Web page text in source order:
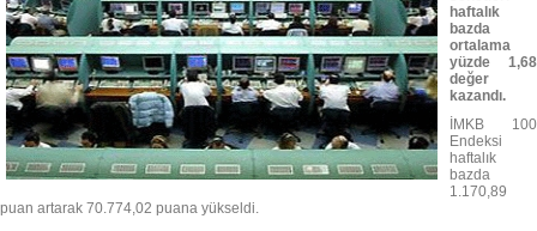
haftalık
bazda
ortalama
yüzde 1,68
değer
kazandı.
İMKB 100
Endeksi
haftalık
bazda
1.170,89
puan artarak 70.774,02 puana yükseldi.